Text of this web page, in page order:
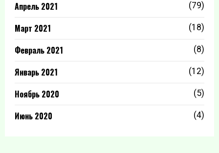
Апрель 2021 (79)
Март 2021 (18)
Февраль 2021 (8)
Январь 2021 (12)
Ноябрь 2020 (5)
Июнь 2020 (4)